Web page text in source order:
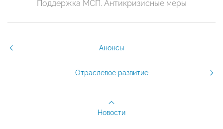
Поддержка МСП. Антикризисные меры
Анонсы
Отраслевое развитие
Новости